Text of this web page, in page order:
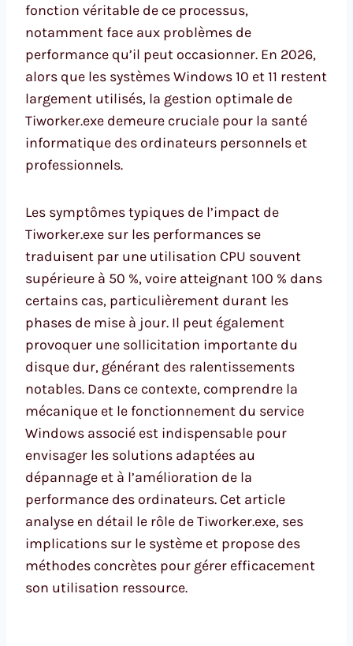
fonction véritable de ce processus,
notamment face aux problèmes de
performance qu’il peut occasionner. En 2026,
alors que les systèmes Windows 10 et 11 restent
largement utilisés, la gestion optimale de
Tiworker.exe demeure cruciale pour la santé
informatique des ordinateurs personnels et
professionnels.
Les symptômes typiques de l’impact de
Tiworker.exe sur les performances se
traduisent par une utilisation CPU souvent
supérieure à 50 %, voire atteignant 100 % dans
certains cas, particulièrement durant les
phases de mise à jour. Il peut également
provoquer une sollicitation importante du
disque dur, générant des ralentissements
notables. Dans ce contexte, comprendre la
mécanique et le fonctionnement du service
Windows associé est indispensable pour
envisager les solutions adaptées au
dépannage et à l’amélioration de la
performance des ordinateurs. Cet article
analyse en détail le rôle de Tiworker.exe, ses
implications sur le système et propose des
méthodes concrètes pour gérer efficacement
son utilisation ressource.